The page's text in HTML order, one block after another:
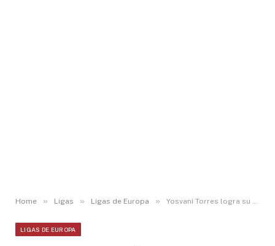
Home » Ligas » Ligas de Europa » Yosvani Torres logra su quinta victoria y Frank Hernández eleva su average a .500 en liga española
LIGAS DE EUROPA